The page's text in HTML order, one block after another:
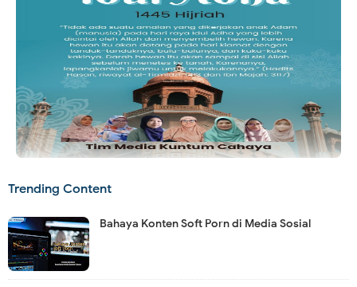
Trending Content
Bahaya Konten Soft Porn di Media Sosial